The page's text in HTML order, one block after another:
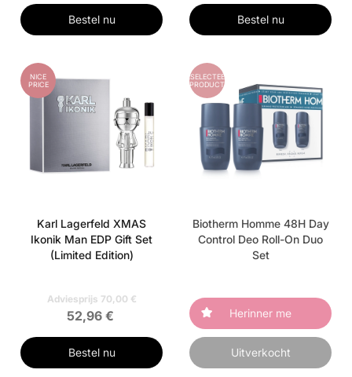
Bestel nu Bestel nu
NICE
PRICE
Karl Lagerfeld XMAS
Ikonik Man EDP Gift Set
(Limited Edition)
Adviesprijs 70,00 €
52,96 €
Bestel nu
GESELECTEERD
PRODUCT
Biotherm Homme 48H Day
Control Deo Roll-On Duo
Set
Herinner me
Uitverkocht